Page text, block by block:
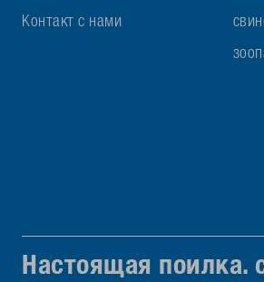
Контакт с нами
Настоящая поилка.